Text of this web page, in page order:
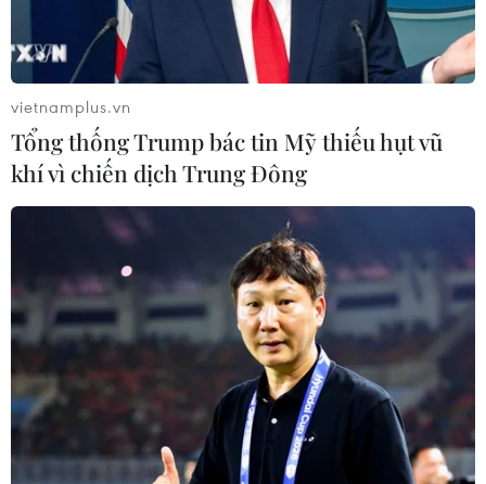
Công an Bến Tre bắt giữ nghi phạm liên
quan đến vụ giết người tại Vĩnh Long
09/02/2024 12:06
Trương Văn Út, sinh năm 1978, trú tại thành phố Cà
Mau, đã bị Công an tỉnh Bến Tre bắt giữ sau khi đối
tượng này thực hiện hành vi giết người tại tỉnh Vĩnh
Long rồi bỏ trốn khỏi địa phương.
vietnamplus.vn
Tổng thống Trump bác tin Mỹ thiếu hụt vũ
khí vì chiến dịch Trung Đông